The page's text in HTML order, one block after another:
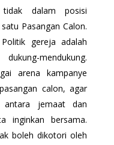
dalam posisi
Pasangan Calon.
gereja adalah
mendukung.
arena kampanye
calon, agar
jemaat dan
inginkan bersama.
boleh dikotori oleh